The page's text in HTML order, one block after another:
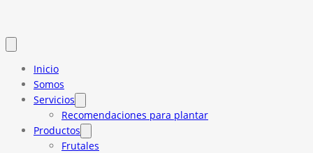
Inicio
Somos
Servicios
Recomendaciones para plantar
Productos
Frutales